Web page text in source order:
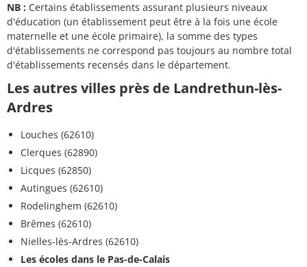
NB : Certains établissements assurant plusieurs niveaux
d'éducation (un établissement peut être à la fois une école
maternelle et une école primaire), la somme des types
d'établissements ne correspond pas toujours au nombre total
d'établissements recensés dans le département.
Les autres villes près de Landrethun-lès-
Ardres
Louches (62610)
Clerques (62890)
Licques (62850)
Autingues (62610)
Rodelinghem (62610)
Brêmes (62610)
Nielles-lès-Ardres (62610)
Les écoles dans le Pas-de-Calais